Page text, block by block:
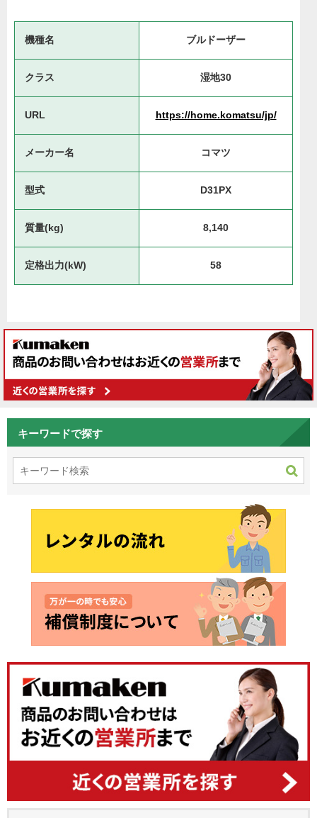
機種名 ブルドーザー
クラス 湿地30
URL https://home.komatsu/jp/
メーカー名 コマツ
型式 D31PX
質量(kg) 8,140
定格出力(kW) 58
キーワードで探す